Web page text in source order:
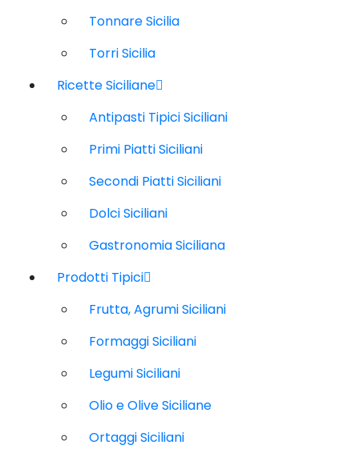
Tonnare Sicilia
Torri Sicilia
Ricette Siciliane
Antipasti Tipici Siciliani
Primi Piatti Siciliani
Secondi Piatti Siciliani
Dolci Siciliani
Gastronomia Siciliana
Prodotti Tipici
Frutta, Agrumi Siciliani
Formaggi Siciliani
Legumi Siciliani
Olio e Olive Siciliane
Ortaggi Siciliani